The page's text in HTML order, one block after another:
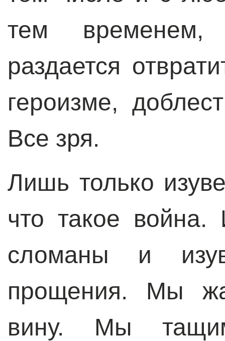
тем
раздается
героизме,
Все зря.
Лишь только
что такое
сломаны и
прощения. Мы
вину. Мы